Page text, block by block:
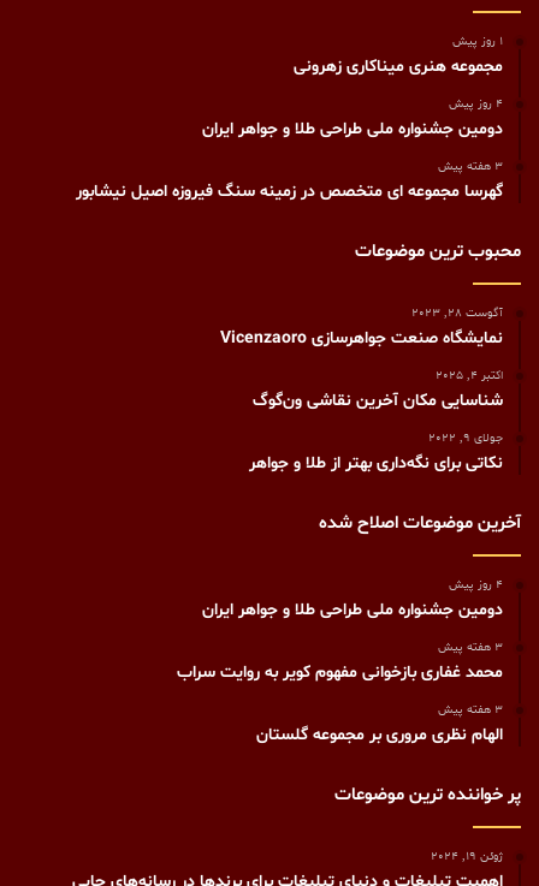
1 روز پیش
مجموعه هنری میناکاری زهرونی
4 روز پیش
دومین جشنواره ملی طراحی طلا و جواهر ایران
3 هفته پیش
گهرسا مجموعه ای متخصص در زمینه سنگ فیروزه اصیل نیشابور
محبوب ترین موضوعات
آگوست 28, 2023
نمایشگاه صنعت جواهرسازی Vicenzaoro
اکتبر 4, 2025
شناسایی مکان آخرین نقاشی ون‌گوگ
جولای 9, 2022
نکاتی برای نگه‌داری بهتر از طلا و جواهر
آخرین موضوعات اصلاح شده
4 روز پیش
دومین جشنواره ملی طراحی طلا و جواهر ایران
3 هفته پیش
محمد غفاری بازخوانی مفهوم کویر به روایت سراب
3 هفته پیش
الهام نظری مروری بر مجموعه گلستان
پر خواننده ترین موضوعات
ژوئن 19, 2024